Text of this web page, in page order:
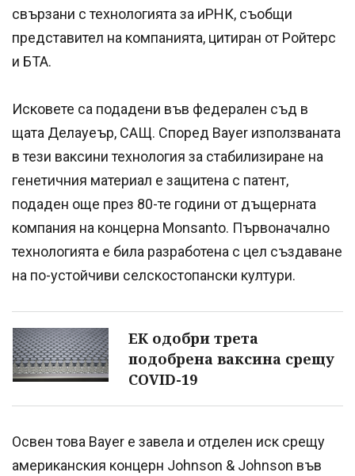
свързани с технологията за иРНК, съобщи
представител на компанията, цитиран от Ройтерс
и БТА.
Исковете са подадени във федерален съд в
щата Делауеър, САЩ. Според Bayer използваната
в тези ваксини технология за стабилизиране на
генетичния материал е защитена с патент,
подаден още през 80-те години от дъщерната
компания на концерна Monsanto. Първоначално
технологията е била разработена с цел създаване
на по-устойчиви селскостопански култури.
ЕК одобри трета
подобрена ваксина срещу
COVID-19
Освен това Bayer е завела и отделен иск срещу
американския концерн Johnson & Johnson във